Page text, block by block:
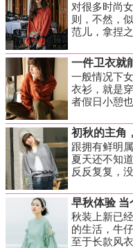
对很多时尚
则，不然，
范儿，拿捏
一件卫衣就
一般情况下
衣衫，就是
者假日小憩
初秋的主角
跟拥有鲜明
夏天还不知
反反复复，
早秋体验 当
秋装上新已
的生活，牛
至于长款风